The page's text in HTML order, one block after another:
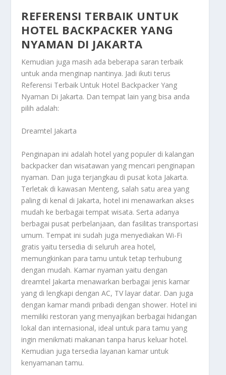
REFERENSI TERBAIK UNTUK
HOTEL BACKPACKER YANG
NYAMAN DI JAKARTA
Kemudian juga masih ada beberapa saran terbaik
untuk anda menginap nantinya. Jadi ikuti terus
Referensi Terbaik Untuk Hotel Backpacker Yang
Nyaman Di Jakarta. Dan tempat lain yang bisa anda
pilih adalah:
Dreamtel Jakarta
Penginapan ini adalah hotel yang populer di kalangan
backpacker dan wisatawan yang mencari penginapan
nyaman. Dan juga terjangkau di pusat kota Jakarta.
Terletak di kawasan Menteng, salah satu area yang
paling di kenal di Jakarta, hotel ini menawarkan akses
mudah ke berbagai tempat wisata. Serta adanya
berbagai pusat perbelanjaan, dan fasilitas transportasi
umum. Tempat ini sudah juga menyediakan Wi-Fi
gratis yaitu tersedia di seluruh area hotel,
memungkinkan para tamu untuk tetap terhubung
dengan mudah. Kamar nyaman yaitu dengan
dreamtel Jakarta menawarkan berbagai jenis kamar
yang di lengkapi dengan AC, TV layar datar. Dan juga
dengan kamar mandi pribadi dengan shower. Hotel ini
memiliki restoran yang menyajikan berbagai hidangan
lokal dan internasional, ideal untuk para tamu yang
ingin menikmati makanan tanpa harus keluar hotel.
Kemudian juga tersedia layanan kamar untuk
kenyamanan tamu.